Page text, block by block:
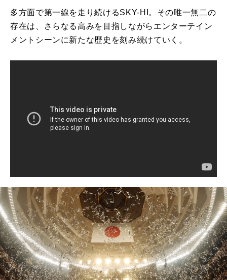
多方面で第一線を走り続けるSKY-HI。 その唯一無二の
存在は、
さらなる高みを目指しながらエンターテイン
メントシーンに新たな歴史を刻み続けていく。